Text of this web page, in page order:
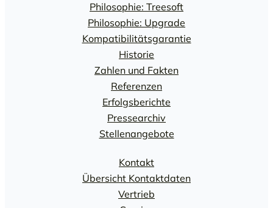
Philosophie: Treesoft
Philosophie: Upgrade
Kompatibilitätsgarantie
Historie
Zahlen und Fakten
Referenzen
Erfolgsberichte
Pressearchiv
Stellenangebote
Kontakt
Übersicht Kontaktdaten
Vertrieb